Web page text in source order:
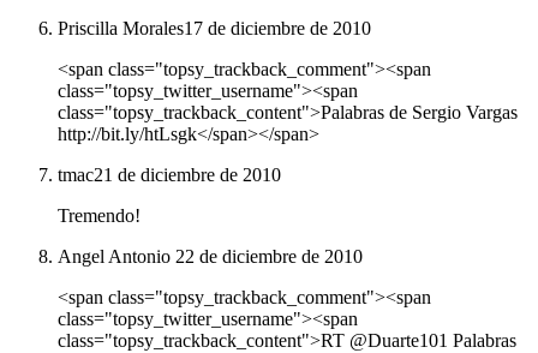
Priscilla Morales17 de diciembre de 2010
<span class="topsy_trackback_comment"><span
class="topsy_twitter_username"><span
class="topsy_trackback_content">Palabras de Sergio Vargas
http://bit.ly/htLsgk</span></span>
tmac21 de diciembre de 2010
Tremendo!
Angel Antonio 22 de diciembre de 2010
<span class="topsy_trackback_comment"><span
class="topsy_twitter_username"><span
class="topsy_trackback_content">RT @Duarte101 Palabras